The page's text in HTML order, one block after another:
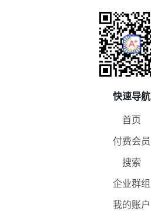
快速导航
首页
付费会员
搜索
企业群组
我的账户